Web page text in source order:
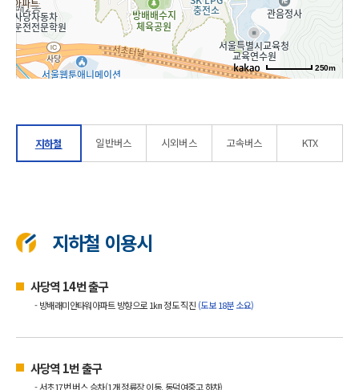
250m
지하철 일반버스 시외버스 고속버스 KTX
지하철 이용시
사당역 14번 출구
- 방배래미안타워아파트 방향으로 1㎞ 정도 직진 (도보 18분 소요)
사당역 1번 출구
- 서초17번 버스 승차(1개 정류장 이동, 동덕여중고 하차)